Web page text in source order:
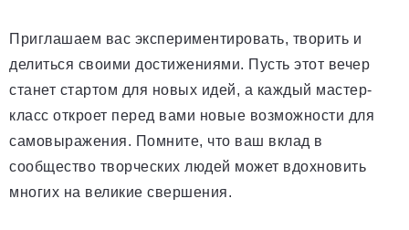
Приглашаем вас экспериментировать, творить и
делиться своими достижениями. Пусть этот вечер
станет стартом для новых идей, а каждый мастер-
класс откроет перед вами новые возможности для
самовыражения. Помните, что ваш вклад в
сообщество творческих людей может вдохновить
многих на великие свершения.